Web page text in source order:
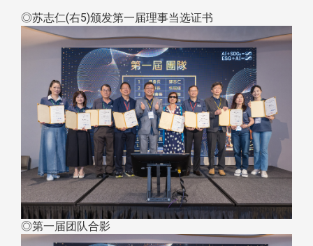
◎苏志仁(右5)颁发第一届理事当选证书
◎第一届团队合影